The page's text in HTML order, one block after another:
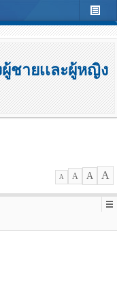
ชายเเละผู้หญิง
A A A A